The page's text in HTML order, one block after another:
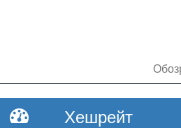
Хешрейт